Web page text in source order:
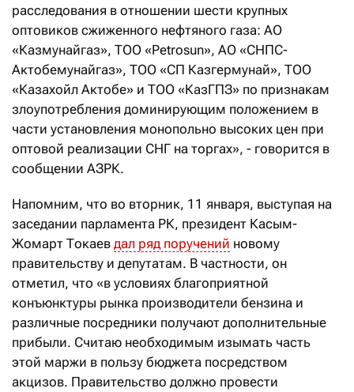
расследования в отношении шести крупных
оптовиков сжиженного нефтяного газа: АО
«Казмунайгаз», ТОО «Petrosun», АО «СНПС-
Актобемунайгаз», ТОО «СП Казгермунай», ТОО
«Казахойл Актобе» и ТОО «КазГПЗ» по признакам
злоупотребления доминирующим положением в
части установления монопольно высоких цен при
оптовой реализации СНГ на торгах», - говорится в
сообщении АЗРК.
Напомним, что во вторник, 11 января, выступая на
заседании парламента РК, президент Касым-
Жомарт Токаев дал ряд поручений новому
правительству и депутатам. В частности, он
отметил, что «в условиях благоприятной
конъюнктуры рынка производители бензина и
различные посредники получают дополнительные
прибыли. Считаю необходимым изымать часть
этой маржи в пользу бюджета посредством
акцизов. Правительство должно провести